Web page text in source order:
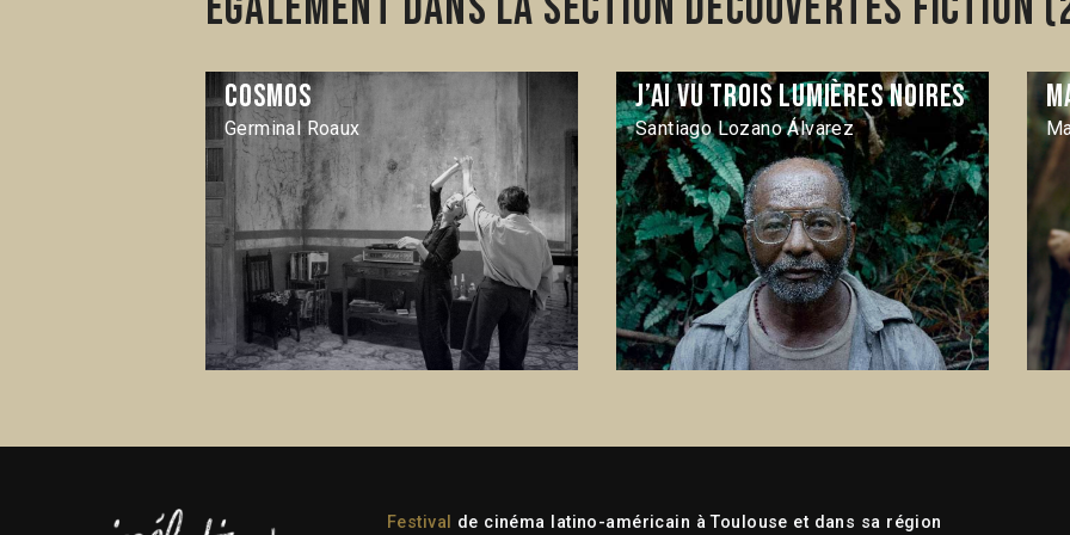
Cosmos
Germinal Roaux
J’ai vu trois lumières noires
Santiago Lozano Álvarez
Festival de cinéma latino-américain à Toulouse et dans sa région